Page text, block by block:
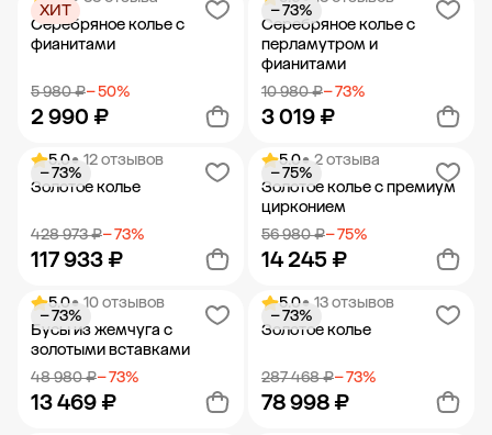
Добавить в корзину Добавить в корзину
Серебряное колье с
фианитами
5 980 ₽− 50%
2 990 ₽
ХИТ
Добавить в корзину
Серебряное колье с
перламутром и
фианитами
10 980 ₽− 73%
3 019 ₽
− 73%
Добавить в корзину
5.0• 12 отзывов
Золотое колье
428 973 ₽− 73%
117 933 ₽
− 73%
Добавить в корзину
5.0• 2 отзыва
Золотое колье с премиум
цирконием
56 980 ₽− 75%
14 245 ₽
− 75%
Добавить в корзину
5.0• 10 отзывов
Бусы из жемчуга с
золотыми вставками
48 980 ₽− 73%
13 469 ₽
− 73%
5.0• 13 отзывов
Золотое колье
287 468 ₽− 73%
78 998 ₽
− 73%